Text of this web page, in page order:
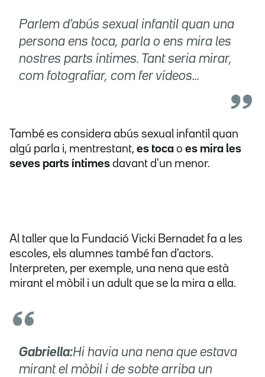
Parlem d'abús sexual infantil quan una
persona ens toca, parla o ens mira les
nostres parts íntimes. Tant seria mirar,
com fotografiar, com fer vídeos...
També es considera abús sexual infantil quan
algú parla i, mentrestant, es toca o es mira les
seves parts íntimes davant d'un menor.
Al taller que la Fundació Vicki Bernadet fa a les
escoles, els alumnes també fan d'actors.
Interpreten, per exemple, una nena que està
mirant el mòbil i un adult que se la mira a ella.
Gabriella:Hi havia una nena que estava
mirant el mòbil i de sobte arriba un